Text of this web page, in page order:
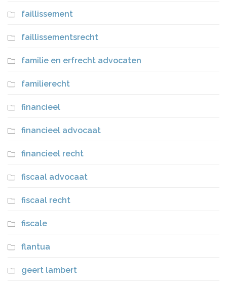
faillissement
faillissementsrecht
familie en erfrecht advocaten
familierecht
financieel
financieel advocaat
financieel recht
fiscaal advocaat
fiscaal recht
fiscale
flantua
geert lambert